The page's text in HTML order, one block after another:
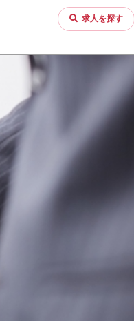
求人を探す